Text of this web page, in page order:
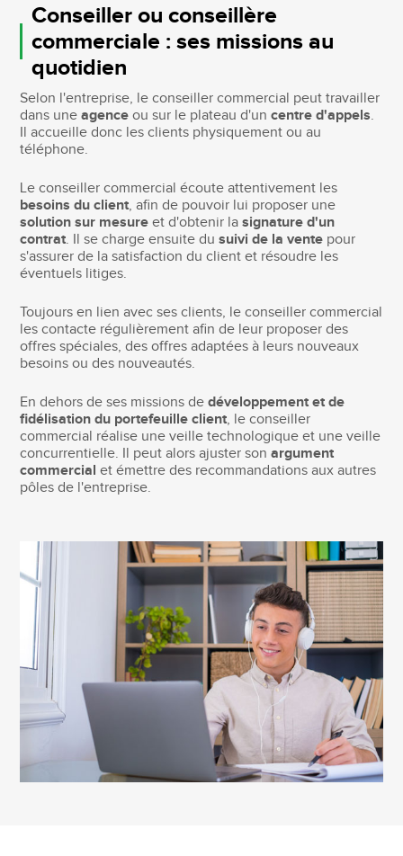
Conseiller ou conseillère
commerciale : ses missions au
quotidien
Selon l'entreprise, le conseiller commercial peut travailler
dans uneagence ou sur le plateau d'uncentre d'appels.
Il accueille donc les clients physiquement ou au
téléphone.
Le conseiller commercial écoute attentivement les
besoins du client, afin de pouvoir lui proposer une
solution sur mesure et d'obtenir lasignature d'un
contrat. Il se charge ensuite dusuivi de la vente pour
s'assurer de la satisfaction du client et résoudre les
éventuels litiges.
Toujours en lien avec ses clients, le conseiller commercial
les contacte régulièrement afin de leur proposer des
offres spéciales, des offres adaptées à leurs nouveaux
besoins ou des nouveautés.
En dehors de ses missions dedéveloppement et de
fidélisation du portefeuille client, le conseiller
commercial réalise une veille technologique et une veille
concurrentielle. Il peut alors ajuster sonargument
commercial et émettre des recommandations aux autres
pôles de l'entreprise.